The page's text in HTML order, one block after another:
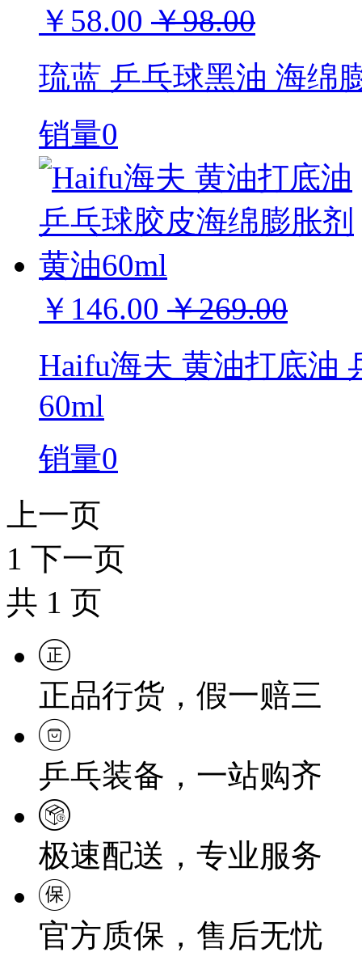
￥58.00 ￥98.00
琉蓝 乒乓球黑油 海绵
销量0
￥146.00 ￥269.00
Haifu海夫 黄油打底油
60ml
销量0
上一页
1 下一页
共 1 页
正品行货，假一赔三
乒乓装备，一站购齐
极速配送，专业服务
官方质保，售后无忧